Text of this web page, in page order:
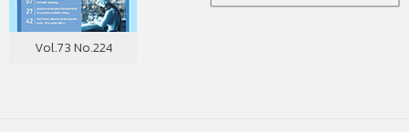
Vol.73 No.224